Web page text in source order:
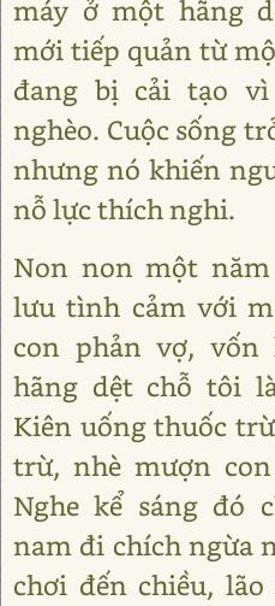
máy ở một hãng
mới tiếp quản từ
đang bị cải tạo
nghèo. Cuộc sống
nhưng nó khiến
nỗ lực thích nghi.
Non non một
lưu tình cảm với
con phản vợ,
hãng dệt chỗ tôi
Kiên uống thuốc
trừ, nhè mượn
Nghe kể sáng đó
nam đi chích ngừa
chơi đến chiều,